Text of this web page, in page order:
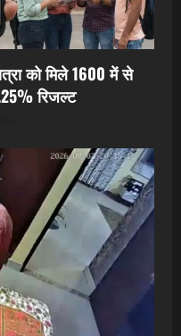
को मिले 1600 में से
रिजल्ट